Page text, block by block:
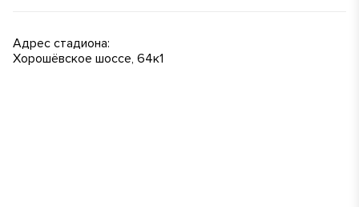
Адрес стадиона:
Хорошёвское шоссе, 64к1